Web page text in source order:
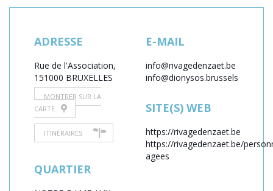
ADRESSE
Rue de l'Association,
151000 BRUXELLES
MONTRER SUR LA
CARTE
ITINÉRAIRES
QUARTIER
E-MAIL
info@rivagedenzaet.be
info@dionysos.brussels
SITE(S) WEB
https://rivagedenzaet.be
https://rivagedenzaet.be/
agees